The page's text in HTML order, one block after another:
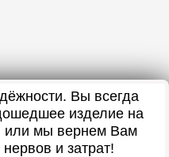
Вы всегда
изделие на
или мы вернем Вам
и затрат!